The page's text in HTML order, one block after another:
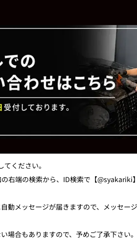
ください。
右端の検索から、ID検索で【@syakariki
動メッセージが届きますので、メッセー
合もありますので、予めご了承下さい。